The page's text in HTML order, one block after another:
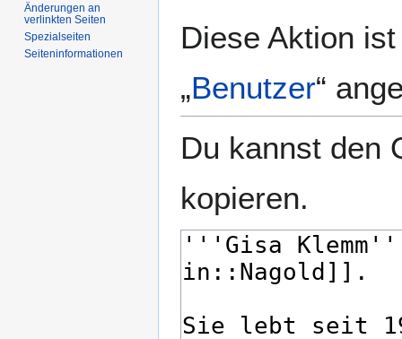
Diese Aktion
„Benutzer“
Du kannst den
kopieren.
Änderungen an
verlinkten Seiten
Spezialseiten
Seiten­­informationen